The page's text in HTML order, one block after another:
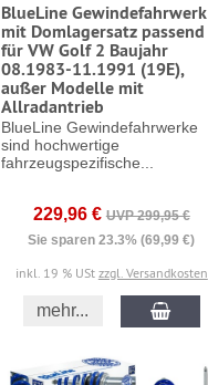
BlueLine Gewindefahrwerk
mit Domlagersatz passend
für VW Golf 2 Baujahr
08.1983-11.1991 (19E),
außer Modelle mit
Allradantrieb
BlueLine Gewindefahrwerke
sind hochwertige
fahrzeugspezifische...
229,96 € UVP 299,95 €
Sie sparen 23.3% (69,99 €)
inkl. 19 % USt zzgl. Versandkosten
mehr...